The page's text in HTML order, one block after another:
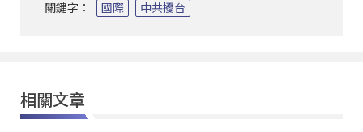
關鍵字： 國際 中共擾台
相關文章